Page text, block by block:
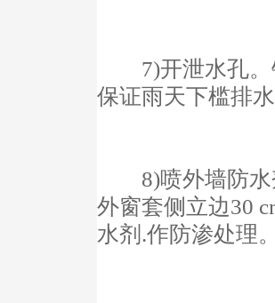
7)开泄水孔。
保证雨天下槛排
8)喷外墙防水
外窗套侧立边30
水剂.作防渗处理